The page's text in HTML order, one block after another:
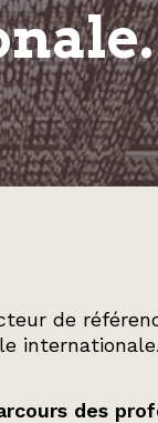
de
internationale.
des